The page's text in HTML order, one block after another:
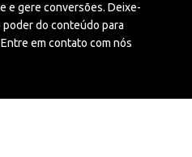
e gere conversões. Deixe-
poder do conteúdo para
Entre em contato com nós